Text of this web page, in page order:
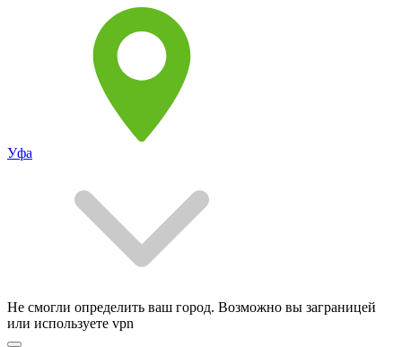
Уфа
Не смогли определить ваш город. Возможно вы заграницей
или используете vpn